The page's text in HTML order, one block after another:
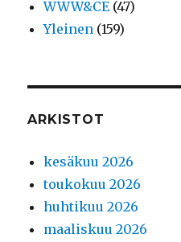
WWW&CE (47)
Yleinen (159)
ARKISTOT
kesäkuu 2026
toukokuu 2026
huhtikuu 2026
maaliskuu 2026